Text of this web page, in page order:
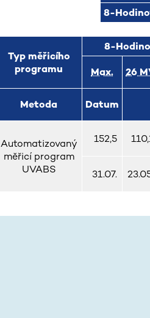
8-
Typ měřicího
programu
8-
Max. 26
Metoda Datum
Automatizovaný
měřicí program
UVABS
152,5
31.07.